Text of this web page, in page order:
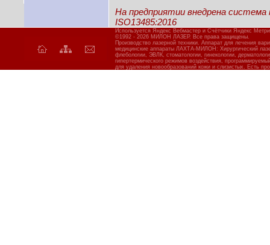
На предприятии внедрена
ISO13485:2016
Используется Яндекс Вебмастер и Счётчики Яндекс
©1992 - 2026 МИЛОН ЛАЗЕР. Все права защищены.
Производство лазерной техники. Аппарат для лечения
медицинские аппараты ЛАХТА-МИЛОН: Хирургический
флебологии, ЭВЛК, стоматологии, гинекологии,
гипертермического режимов воздействия,
для удаления новообразований кожи и слизистых. Есть